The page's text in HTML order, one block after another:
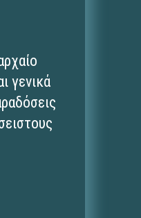
γενικά